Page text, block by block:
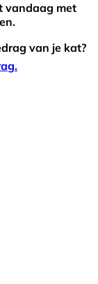
vandaag met
van je kat?